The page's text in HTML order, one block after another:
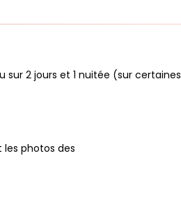
2 jours et 1 nuitée (sur certaines
les photos des